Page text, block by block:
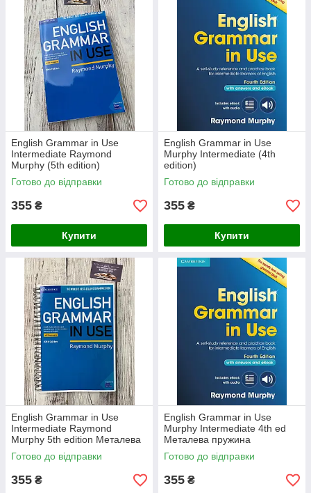
English Grammar in Use
Intermediate Raymond
Murphy (5th edition)
Готово до відправки
355 ₴
Купити
English Grammar in Use
Murphy Intermediate (4th
edition)
Готово до відправки
355 ₴
Купити
English Grammar in Use
Intermediate Raymond
Murphy 5th edition Металева
пружина
Готово до відправки
355 ₴
English Grammar in Use
Murphy Intermediate 4th ed
Металева пружина
Готово до відправки
355 ₴